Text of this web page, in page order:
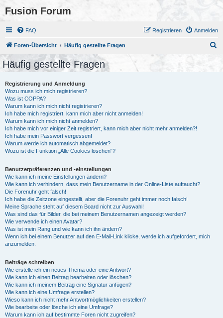
Fusion Forum
FAQ Anmelden
Registrieren
Foren-Übersicht Häufig gestellte Fragen
Häufig gestellte Fragen
Registrierung und Anmeldung
Wozu muss ich mich registrieren?
Was ist COPPA?
Warum kann ich mich nicht registrieren?
Ich habe mich registriert, kann mich aber nicht anmelden!
Warum kann ich mich nicht anmelden?
Ich habe mich vor einiger Zeit registriert, kann mich aber nicht mehr anmelden?!
Ich habe mein Passwort vergessen!
Warum werde ich automatisch abgemeldet?
Wozu ist die Funktion „Alle Cookies löschen“?
Benutzerpräferenzen und -einstellungen
Wie kann ich meine Einstellungen ändern?
Wie kann ich verhindern, dass mein Benutzername in der Online-Liste auftaucht?
Die Forenuhr geht falsch!
Ich habe die Zeitzone eingestellt, aber die Forenuhr geht immer noch falsch!
Meine Sprache steht auf diesem Board nicht zur Auswahl!
Was sind das für Bilder, die bei meinem Benutzernamen angezeigt werden?
Wie verwende ich einen Avatar?
Was ist mein Rang und wie kann ich ihn ändern?
Wenn ich bei einem Benutzer auf den E-Mail-Link klicke, werde ich aufgefordert, mich
anzumelden.
Beiträge schreiben
Wie erstelle ich ein neues Thema oder eine Antwort?
Wie kann ich einen Beitrag bearbeiten oder löschen?
Wie kann ich meinem Beitrag eine Signatur anfügen?
Wie kann ich eine Umfrage erstellen?
Wieso kann ich nicht mehr Antwortmöglichkeiten erstellen?
Wie bearbeite oder lösche ich eine Umfrage?
Warum kann ich auf bestimmte Foren nicht zugreifen?